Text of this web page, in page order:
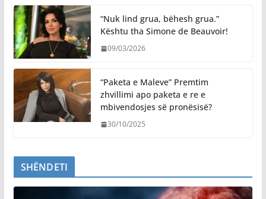
“Nuk lind grua, bëhesh grua.”
Kështu tha Simone de Beauvoir!
09/03/2026
“Paketa e Maleve” Premtim
zhvillimi apo paketa e re e
mbivendosjes së pronësisë?
30/10/2025
SHËNDETI